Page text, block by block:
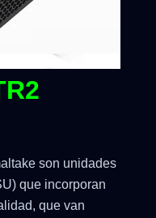
son unidades
que incorporan
que van